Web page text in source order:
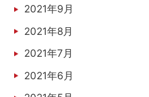
2021年9月
2021年8月
2021年7月
2021年6月